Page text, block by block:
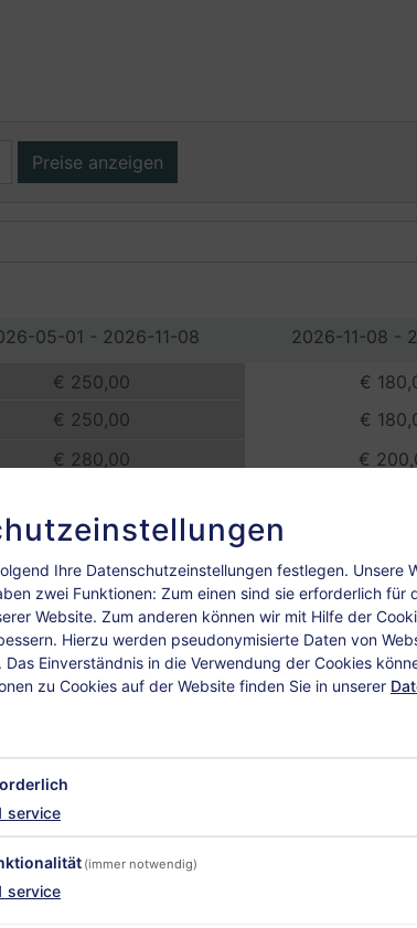
Preise anzeigen
05-01 - 2026-11-08
€ 250,00
€ 250,00
€ 280,00
2026-11-08 -
€
€
€
05-01 - 2026-11-08
€ 280,00
2026-11-08 -
Ihre Datenschutzeinstellungen festlegen. Unsere
zwei Funktionen: Zum einen sind sie erforderlich für
Website. Zum anderen können wir mit Hilfe der
Hierzu werden pseudonymisierte Daten von
Einverständnis in die Verwendung der Cookies
zu Cookies auf der Website finden Sie in unserer
service
(immer notwendig)
service